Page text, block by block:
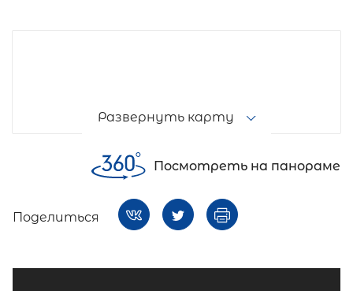
Развернуть карту
Посмотреть на панораме
Поделиться